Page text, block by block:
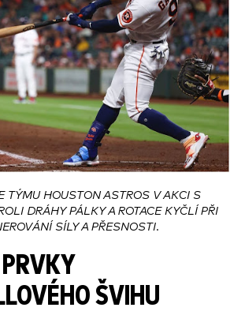
TÝMU HOUSTON ASTROS V AKCI S
DRÁHY PÁLKY A ROTACE KYČLÍ PŘI
SÍLY A PŘESNOSTI.
ŠVIHU